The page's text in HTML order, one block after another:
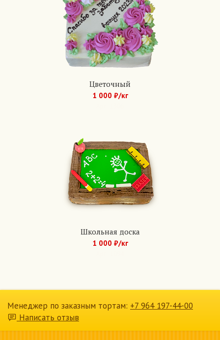
Цветочный
1 000 ₽/кг
Школьная доска
1 000 ₽/кг
Менеджер по заказным тортам: +7 964 197-44-00
Написать отзыв